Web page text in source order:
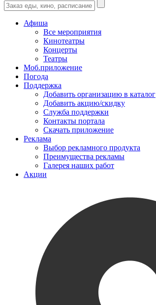
Афиша
Все мероприятия
Кинотеатры
Концерты
Театры
Моб.приложение
Погода
Поддержка
Добавить организацию в каталог
Добавить акцию/скидку
Служба поддержки
Контакты портала
Скачать приложение
Реклама
Выбор рекламного продукта
Преимущества рекламы
Галерея наших работ
Акции